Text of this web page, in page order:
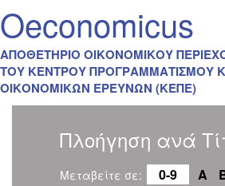
Oeconomicus
ΑΠΟΘΕΤΗΡΙΟ ΟΙΚΟΝΟΜΙΚΟΥ
ΤΟΥ ΚΕΝΤΡΟΥ ΠΡΟΓΡΑΜΜΑΤΙΣΜΟΥ
ΟΙΚΟΝΟΜΙΚΩΝ ΕΡΕΥΝΩΝ (ΚΕΠΕ)
Πλοήγηση ανά
Μεταβείτε σε: 0-9 Α